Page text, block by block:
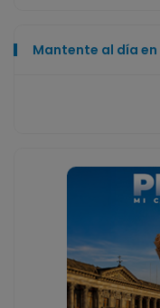
Mantente al día